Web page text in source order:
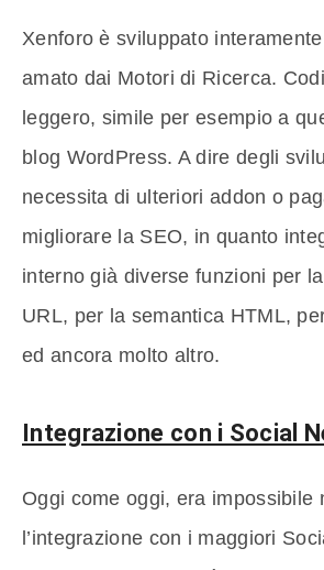
Xenforo è sviluppato
amato dai Motori di Ricerca.
leggero, simile per esempio a
blog WordPress. A dire degli
necessita di ulteriori addon o
migliorare la SEO, in quanto
interno già diverse funzioni per
URL, per la semantica HTML,
ed ancora molto altro.
Integrazione con i Social
Oggi come oggi, era impossibile
l’integrazione con i maggiori